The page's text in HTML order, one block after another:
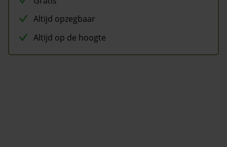
Altijd opzegbaar
Altijd op de hoogte